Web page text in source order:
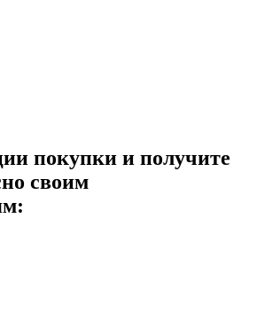
покупки и получите
своим